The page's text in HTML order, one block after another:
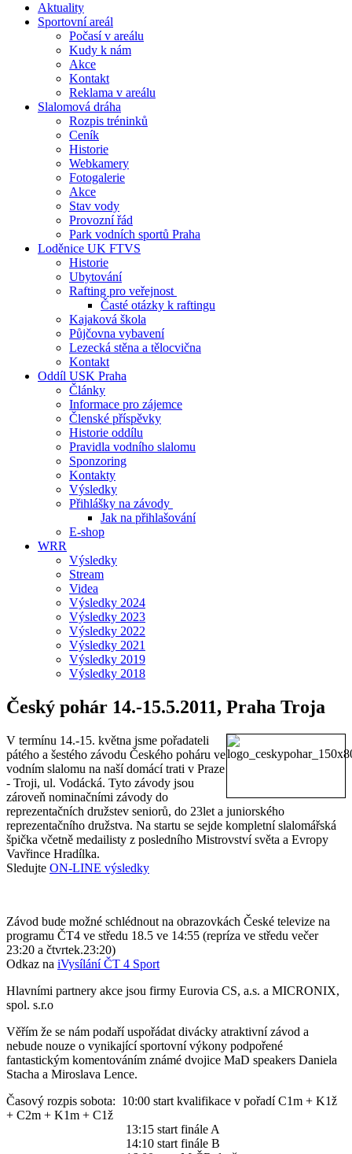
Aktuality
Sportovní areál
Počasí v areálu
Kudy k nám
Akce
Kontakt
Reklama v areálu
Slalomová dráha
Rozpis tréninků
Ceník
Historie
Webkamery
Fotogalerie
Akce
Stav vody
Provozní řád
Park vodních sportů Praha
Loděnice UK FTVS
Historie
Ubytování
Rafting pro veřejnost
Časté otázky k raftingu
Kajaková škola
Půjčovna vybavení
Lezecká stěna a tělocvična
Kontakt
Oddíl USK Praha
Články
Informace pro zájemce
Členské příspěvky
Historie oddílu
Pravidla vodního slalomu
Sponzoring
Kontakty
Výsledky
Přihlášky na závody
Jak na přihlašování
E-shop
WRR
Výsledky
Stream
Videa
Výsledky 2024
Výsledky 2023
Výsledky 2022
Výsledky 2021
Výsledky 2019
Výsledky 2018
Český pohár 14.-15.5.2011, Praha Troja
V termínu 14.-15. května jsme pořadateli
pátého a šestého závodu Českého poháru ve
vodním slalomu na naší domácí trati v Praze
- Troji, ul. Vodácká. Tyto závody jsou
zároveň nominačními závody do
reprezentačních družstev seniorů, do 23let a juniorského
reprezentačního družstva. Na startu se sejde kompletní slalomářská
špička včetně medailisty z posledního Mistrovství světa a Evropy
Vavřince Hradílka.
Sledujte ON-LINE výsledky
Závod bude možné schlédnout na obrazovkách České televize na
programu ČT4 ve středu 18.5 ve 14:55 (repríza ve středu večer
23:20 a čtvrtek.23:20)
Odkaz na iVysílání ČT 4 Sport
Hlavními partnery akce jsou firmy Eurovia CS, a.s. a MICRONIX,
spol. s.r.o
Věřím že se nám podaří uspořádat divácky atraktivní závod a
nebude nouze o vynikající sportovní výkony podpořené
fantastickým komentováním známé dvojice MaD speakers Daniela
Stacha a Miroslava Lence.
Časový rozpis sobota: 10:00 start kvalifikace v pořadí C1m + K1ž
+ C2m + K1m + C1ž
13:15 start finále A
14:10 start finále B